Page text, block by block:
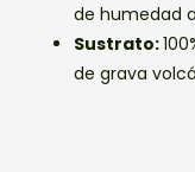
de humedad
Sustrato:
de grava